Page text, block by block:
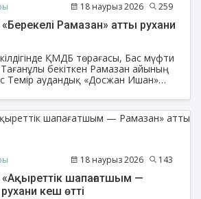
18 наурыз 2026 259
Рамазан» атты рухани
ҚМДБ төрағасы, Бас мүфти
бекіткен Рамазан айының
Темір аудандық «Досжан Ишан»
әйел жамағатына
атты рухани кеш өтіп, оған
арнайы «Әйел-қыздар» секторының
Кенжегүл Кушкарова мен
18 наурыз 2026 143
шапағатшым —
кеш өтті